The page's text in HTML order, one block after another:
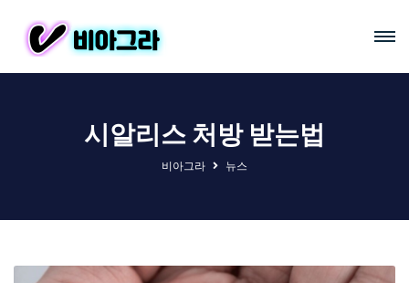
시알리스 처방 받는법
비아그라 뉴스